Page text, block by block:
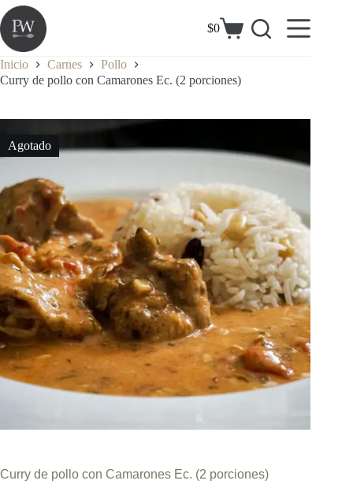
Saltar
al
contenido
Carrito
$0
Inicio Carnes
Pollo
Curry de pollo con Camarones Ec. (2 porciones)
Agotado
Curry de pollo con Camarones Ec. (2 porciones)